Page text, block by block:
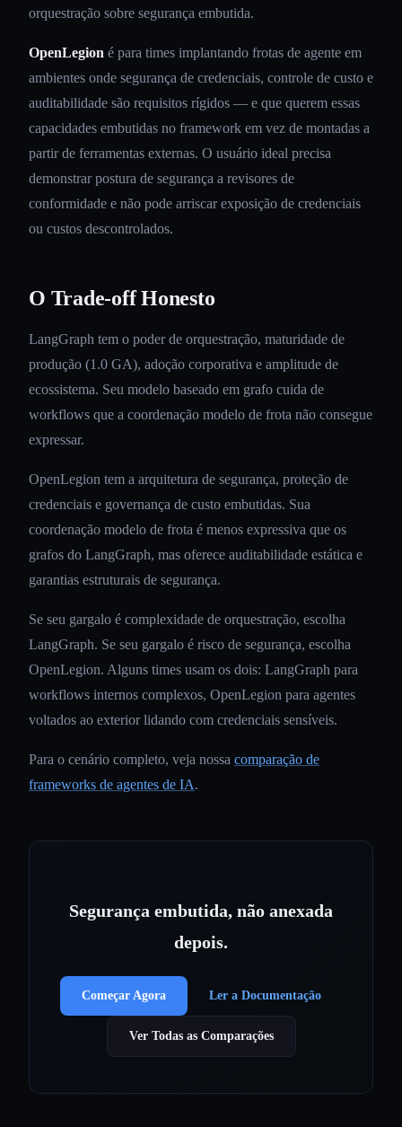
orquestração sobre segurança embutida.
OpenLegion é para times implantando frotas de agente em
ambientes onde segurança de credenciais, controle de custo e
auditabilidade são requisitos rígidos — e que querem essas
capacidades embutidas no framework em vez de montadas a
partir de ferramentas externas. O usuário ideal precisa
demonstrar postura de segurança a revisores de
conformidade e não pode arriscar exposição de credenciais
ou custos descontrolados.
O Trade-off Honesto
LangGraph tem o poder de orquestração, maturidade de
produção (1.0 GA), adoção corporativa e amplitude de
ecossistema. Seu modelo baseado em grafo cuida de
workflows que a coordenação modelo de frota não consegue
expressar.
OpenLegion tem a arquitetura de segurança, proteção de
credenciais e governança de custo embutidas. Sua
coordenação modelo de frota é menos expressiva que os
grafos do LangGraph, mas oferece auditabilidade estática e
garantias estruturais de segurança.
Se seu gargalo é complexidade de orquestração, escolha
LangGraph. Se seu gargalo é risco de segurança, escolha
OpenLegion. Alguns times usam os dois: LangGraph para
workflows internos complexos, OpenLegion para agentes
voltados ao exterior lidando com credenciais sensíveis.
Para o cenário completo, veja nossa comparação de
frameworks de agentes de IA.
Segurança embutida, não anexada
depois.
Começar Agora Ler a Documentação
Ver Todas as Comparações